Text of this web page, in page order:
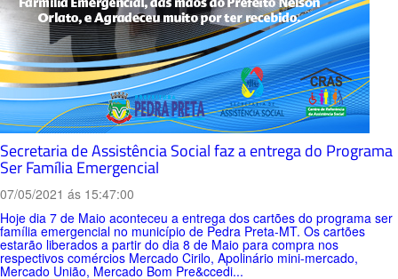
Secretaria de Assistência Social faz a entrega do Programa
Ser Família Emergencial
07/05/2021 ás 15:47:00
Hoje dia 7 de Maio aconteceu a entrega dos cartões do programa ser
família emergencial no município de Pedra Preta-MT. Os cartões
estarão liberados a partir do dia 8 de Maio para compra nos
respectivos comércios Mercado Cirilo, Apolinário mini-mercado,
Mercado União, Mercado Bom Pre&ccedi...